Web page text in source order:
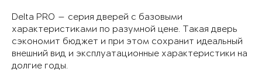
Delta PRO — серия дверей с базовыми
характеристиками по разумной цене. Такая дверь
сэкономит бюджет и при этом сохранит идеальный
внешний вид и эксплуатационные характеристики на
долгие годы.